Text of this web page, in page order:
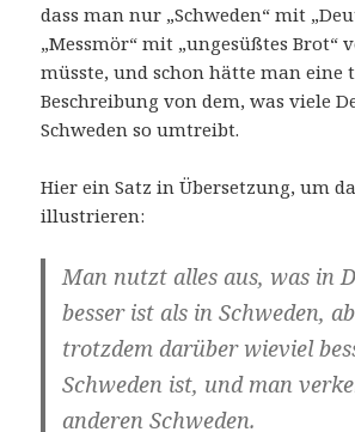
dass man nur „Schweden“ mit
„Messmör“ mit „ungesüßtes Brot“
müsste, und schon hätte man eine
Beschreibung von dem, was viele
Schweden so umtreibt.
Hier ein Satz in Übersetzung, um
illustrieren:
Man nutzt alles aus, was in
besser ist als in Schweden,
trotzdem darüber wieviel
Schweden ist, und man
anderen Schweden.